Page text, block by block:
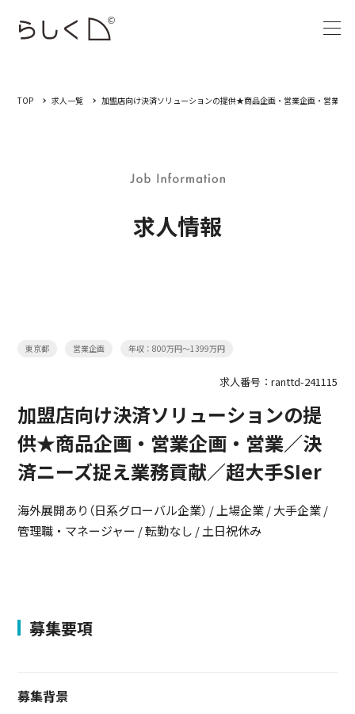
TOP 求人一覧 加盟店向け決済ソリューションの提供★商品企画・営業企画・営業／
求人情報
東京都 営業企画 年収：800万円～1399万円
求人番号：ranttd-241115
加盟店向け決済ソリューションの提
供★商品企画・営業企画・営業／決
済ニーズ捉え業務貢献／超大手SIer
海外展開あり（日系グローバル企業） / 上場企業 / 大手企業 /
管理職・マネージャー / 転勤なし / 土日祝休み
募集要項
募集背景